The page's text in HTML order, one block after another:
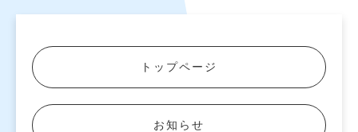
トップページ
お知らせ